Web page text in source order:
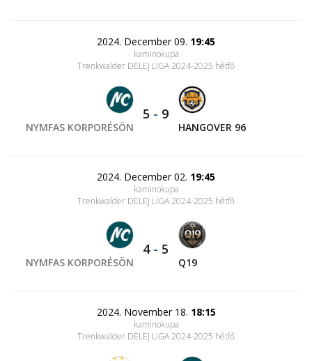
2024. December 09. 19:45
kaminokupa
Trenkwalder DELEJ LIGA 2024-2025 hétfő
NYMFAS KORPORÉSÖN
5 - 9
HANGOVER 96
2024. December 02. 19:45
kaminokupa
Trenkwalder DELEJ LIGA 2024-2025 hétfő
NYMFAS KORPORÉSÖN
4- 5
Q19
2024. November 18. 18:15
kaminokupa
Trenkwalder DELEJ LIGA 2024-2025 hétfő